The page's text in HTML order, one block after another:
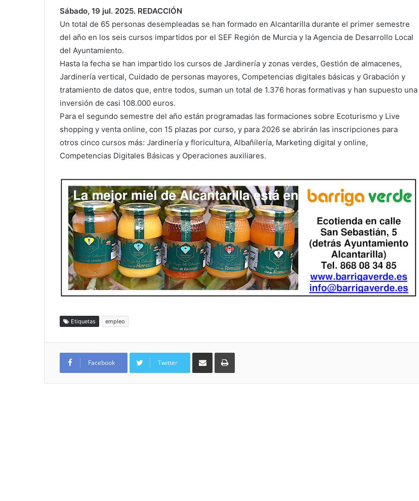
Sábado, 19 jul. 2025. REDACCIÓN
Un total de 65 personas desempleadas se han formado en Alcantarilla durante el primer semestre
del año en los seis cursos impartidos por el SEF Región de Murcia y la Agencia de Desarrollo Local
del Ayuntamiento.
Hasta la fecha se han impartido los cursos de Jardinería y zonas verdes, Gestión de almacenes,
Jardinería vertical, Cuidado de personas mayores, Competencias digitales básicas y Grabación y
tratamiento de datos que, entre todos, suman un total de 1.376 horas formativas y han supuesto una
inversión de casi 108.000 euros.
Para el segundo semestre del año están programadas las formaciones sobre Ecoturismo y Live
shopping y venta online, con 15 plazas por curso, y para 2026 se abrirán las inscripciones para
otros cinco cursos más: Jardinería y floricultura, Albañilería, Marketing digital y online,
Competencias Digitales Básicas y Operaciones auxiliares.
Etiquetas empleo
Facebook Twitter
Compartir por correo electrónicoImprimir